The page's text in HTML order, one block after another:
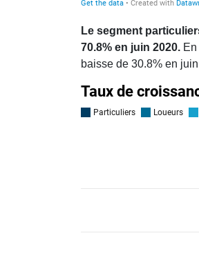
Le segment
70.8% en juin 2020.
baisse de 30.8% en